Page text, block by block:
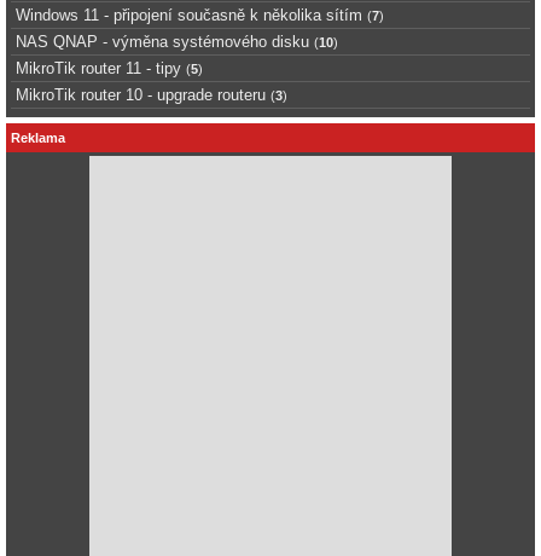
Windows 11 - připojení současně k několika sítím (7)
NAS QNAP - výměna systémového disku (10)
MikroTik router 11 - tipy (5)
MikroTik router 10 - upgrade routeru (3)
Reklama